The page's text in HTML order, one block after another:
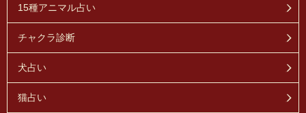
15種アニマル占い
チャクラ診断
犬占い
猫占い